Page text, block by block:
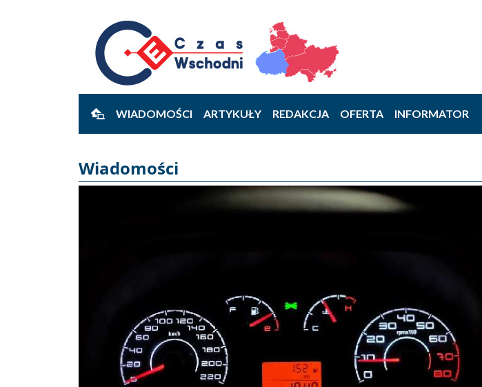
WIADOMOŚCI ARTYKUŁY REDAKCJA OFERTA INFORMATOR
Wiadomości